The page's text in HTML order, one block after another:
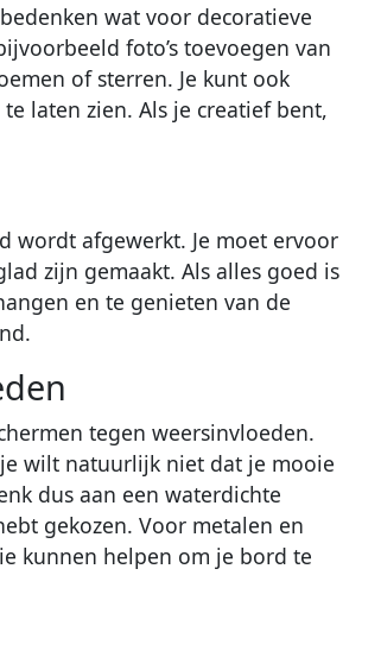
wat voor decoratieve
foto’s toevoegen van
of sterren. Je kunt ook
laten zien. Als je creatief bent,
wordt afgewerkt. Je moet ervoor
zijn gemaakt. Als alles goed is
en te genieten van de
tegen weersinvloeden.
wilt natuurlijk niet dat je mooie
dus aan een waterdichte
gekozen. Voor metalen en
kunnen helpen om je bord te